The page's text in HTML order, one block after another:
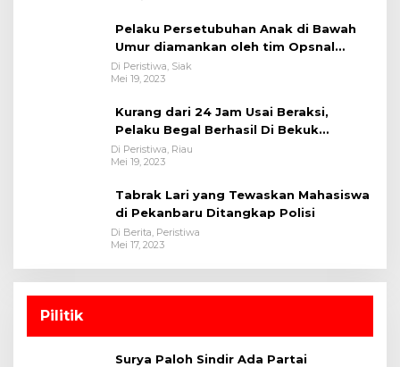
Pelaku Persetubuhan Anak di Bawah
Umur diamankan oleh tim Opsnal
Polsek Tualang-Polres Siak-Polda Riau
Di Peristiwa, Siak
Mei 19, 2023
Kurang dari 24 Jam Usai Beraksi,
Pelaku Begal Berhasil Di Bekuk
Satreskrim Polres Kuansing
Di Peristiwa, Riau
Mei 19, 2023
Tabrak Lari yang Tewaskan Mahasiswa
di Pekanbaru Ditangkap Polisi
Di Berita, Peristiwa
Mei 17, 2023
Pilitik
Surya Paloh Sindir Ada Partai